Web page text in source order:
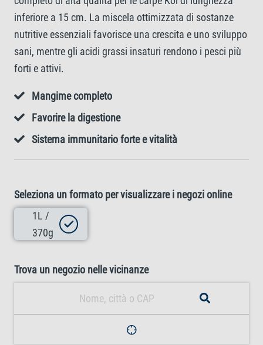
inferiore a 15 cm. La miscela ottimizzata di sostanze
nutritive essenziali favorisce una crescita e uno sviluppo
sani, mentre gli acidi grassi insaturi rendono i pesci più
forti e attivi.
Mangime completo
Favorire la digestione
Sistema immunitario forte e vitalità
Seleziona un formato per visualizzare i negozi online
1L /
370g
Trova un negozio nelle vicinanze